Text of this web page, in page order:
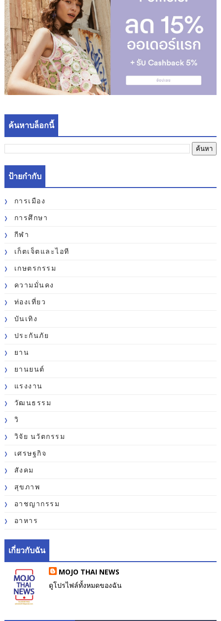
ค้นหาบล็อกนี้
ป้ายกำกับ
การเมือง
การศึกษา
กีฬา
เก็ตเจ็ตและไอที
เกษตรกรรม
ความมั่นคง
ท่องเที่ยว
บันเทิง
ประกันภัย
ยาน
ยานยนต์
แรงงาน
วัฒนธรรม
วิ
วิจัย นวัตกรรม
เศรษฐกิจ
สังคม
สุขภาพ
อาชญากรรม
อาหาร
เกี่ยวกับฉัน
MOJO THAI NEWS
ดูโปรไฟล์ทั้งหมดของฉัน